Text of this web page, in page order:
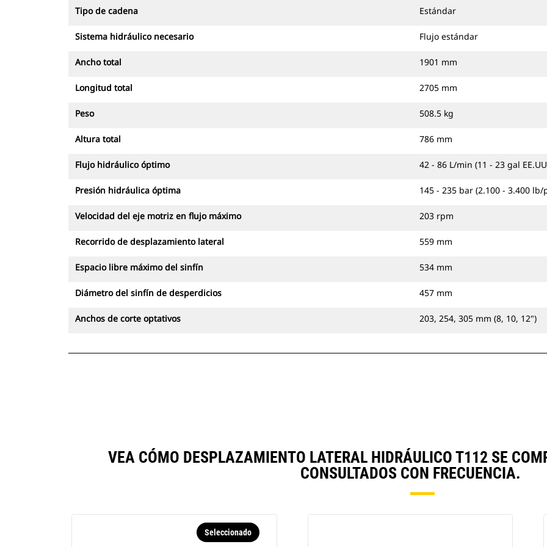
Tipo de cadena Estándar
Sistema hidráulico necesario Flujo estándar
Ancho total 1901 mm
Longitud total 2705 mm
Peso 508.5 kg
Altura total 786 mm
Flujo hidráulico óptimo 42 - 86 L/min (11 - 23 gal
Presión hidráulica óptima 145 - 235 bar (2.100 - 3.400 lb/
Velocidad del eje motriz en flujo máximo 203 rpm
Recorrido de desplazamiento lateral 559 mm
Espacio libre máximo del sinfín 534 mm
Diámetro del sinfín de desperdicios 457 mm
Anchos de corte optativos 203, 254, 305 mm (8, 10, 12")
VEA CÓMO DESPLAZAMIENTO LATERAL HIDRÁULICO T112 SE
CONSULTADOS CON FRECUENCIA.
Seleccionado